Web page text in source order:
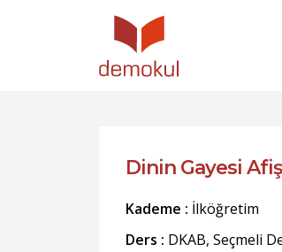
Dinin Gayesi
Kademe : İlköğretim
Ders : DKAB, Seçmeli